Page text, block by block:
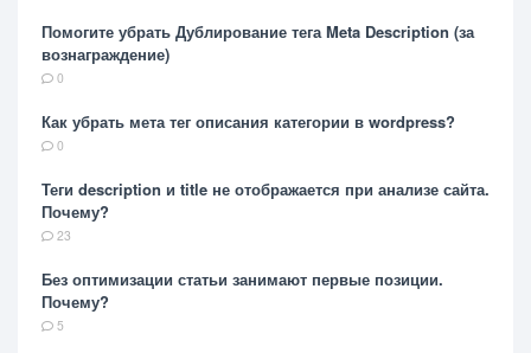
Помогите убрать Дублирование тега Meta Description (за
вознаграждение)
0
Как убрать мета тег описания категории в wordpress?
0
Теги description и title не отображается при анализе сайта.
Почему?
23
Без оптимизации статьи занимают первые позиции.
Почему?
5